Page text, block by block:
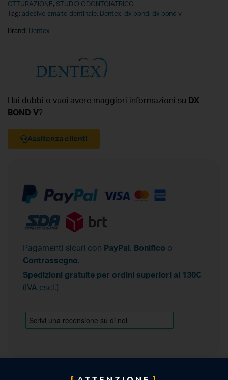
OTTURAZIONE, STUDIO ODONTOIATRICO
Tag: adesivo smalto dentinale, Dentex, dx bond , dx bond v
Brand: Dentex
Hai dubbi o vuoi avere maggiori informazioni su DX
BOND V?
Assitenza clienti
Pagamenti sicuri con PayPal , Bonifico o
Contrassegno.
Spedizioni gratuite per ordini superiori ai 130€
(IVA escl.)